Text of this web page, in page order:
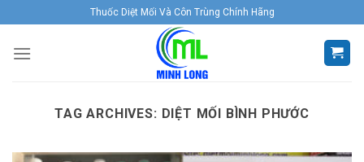
to
content
Thuốc Diệt Mối Và Côn Trùng Chính Hãng
TAG ARCHIVES: DIỆT MỐI BÌNH PHƯỚC